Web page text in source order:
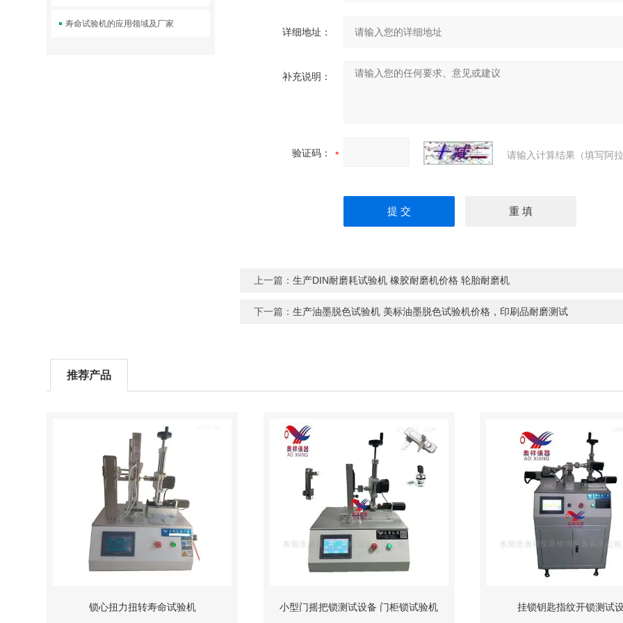
寿命试验机的应用领域及厂家
详细地址：
补充说明：
验证码： 请输入计算结果（填写阿
上一篇：生产DIN耐磨耗试验机 橡胶耐磨机价格 轮胎耐磨机
下一篇：生产油墨脱色试验机 美标油墨脱色试验机价格，印刷品耐磨测试
推荐产品
锁心扭力扭转寿命试验机 小型门摇把锁测试设备 门柜锁试验机 挂锁钥匙指纹开锁测试